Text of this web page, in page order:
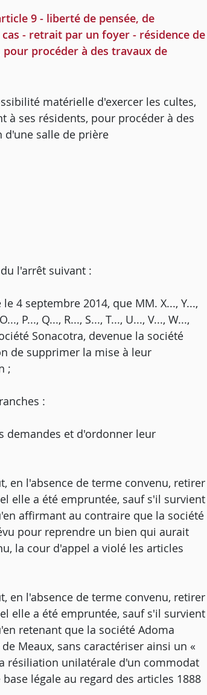
9 - liberté de pensée, de
- retrait par un foyer - résidence de
procéder à des travaux de
matérielle d'exercer les cultes,
ses résidents, pour procéder à des
salle de prière
l'arrêt suivant :
4 septembre 2014, que MM. X..., Y...,
P..., Q..., R..., S..., T..., U..., V..., W...,
Sonacotra, devenue la société
de supprimer la mise à leur
;
:
demandes et d'ordonner leur
en l'absence de terme convenu, retirer
elle a été empruntée, sauf s'il survient
affirmant au contraire que la société
pour reprendre un bien qui aurait
la cour d'appel a violé les articles
en l'absence de terme convenu, retirer
elle a été empruntée, sauf s'il survient
retenant que la société Adoma
Meaux, sans caractériser ainsi un «
résiliation unilatérale d'un commodat
légale au regard des articles 1888